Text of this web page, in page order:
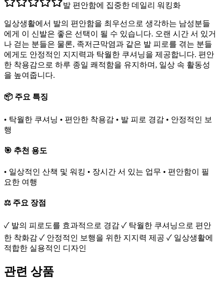
발 편안함에 집중한 데일리 워킹화
일상생활에서 발의 편안함을 최우선으로 생각하는 남성분들
에게 이 신발은 좋은 선택이 될 수 있습니다. 오랜 시간 서 있거
나 걷는 분들은 물론, 족저근막염과 같은 발 피로를 겪는 분들
에게도 안정적인 지지력과 탁월한 쿠셔닝을 제공합니다. 편안
한 착용감으로 하루 종일 쾌적함을 유지하며, 일상 속 활동성
을 높여줍니다.
📦 주요 특징
• 탁월한 쿠셔닝 • 편안한 착용감 • 발 피로 경감 • 안정적인 보
행
🎯 추천 용도
• 일상적인 산책 및 워킹 • 장시간 서 있는 업무 • 편안함이 필
요한 여행
⚖️ 주요 장점
✓ 발의 피로도를 효과적으로 경감 ✓ 탁월한 쿠셔닝으로 편안
한 착화감 ✓ 안정적인 보행을 위한 지지력 제공 ✓ 일상생활에
적합한 실용적인 디자인
관련 상품